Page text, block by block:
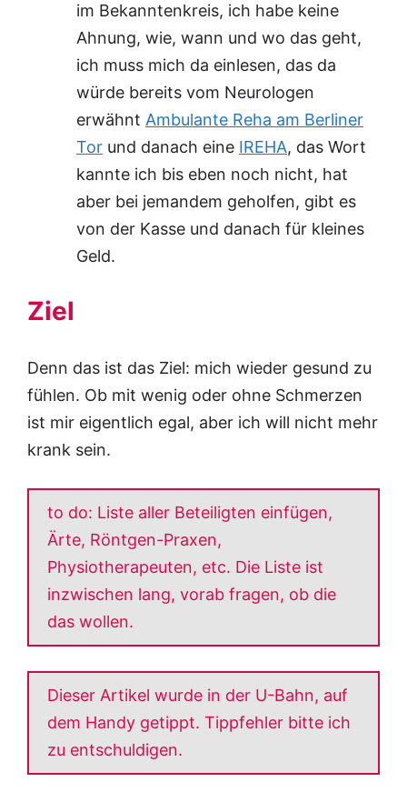
im Bekanntenkreis, ich habe keine
Ahnung, wie, wann und wo das geht,
ich muss mich da einlesen, das da
würde bereits vom Neurologen
erwähnt Ambulante Reha am Berliner
Tor und danach eine IREHA, das Wort
kannte ich bis eben noch nicht, hat
aber bei jemandem geholfen, gibt es
von der Kasse und danach für kleines
Geld.
Ziel
Denn das ist das Ziel: mich wieder gesund zu
fühlen. Ob mit wenig oder ohne Schmerzen
ist mir eigentlich egal, aber ich will nicht mehr
krank sein.
to do: Liste aller Beteiligten einfügen,
Ärte, Röntgen-Praxen,
Physiotherapeuten, etc. Die Liste ist
inzwischen lang, vorab fragen, ob die
das wollen.
Dieser Artikel wurde in der U-Bahn, auf
dem Handy getippt. Tippfehler bitte ich
zu entschuldigen.